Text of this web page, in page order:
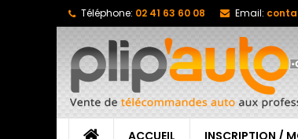
Téléphone: 02 41 63 60 08 Email:
ACCUEIL INSCRIPTION /